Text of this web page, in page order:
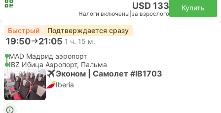
USD 133
Налоги включены за взрослого
Купить
Быстрый Подтверждается сразу
19:50 21:05 1 ч. 15 м.
MAD Мадрид аэропорт
IBZ Ибица Аэропорт, Пальма
Эконом | Самолет #IB1703
Iberia